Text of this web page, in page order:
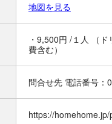
地図を見る
・9,500円 /１人 （
費含む）
問合せ先 電話番号：
https://